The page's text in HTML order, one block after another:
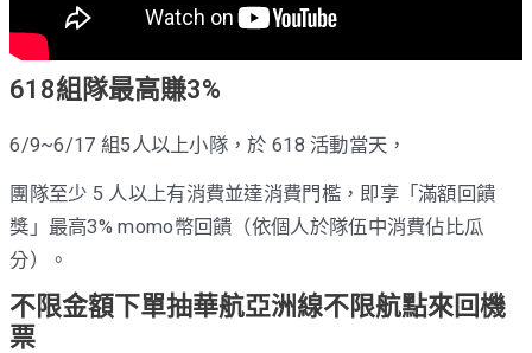
618組隊最高賺3%
6/9~6/17 組5人以上小隊，於 618 活動當天，
團隊至少 5 人以上有消費並達消費門檻，即享「滿額回饋
獎」最高3% momo幣回饋（依個人於隊伍中消費佔比瓜
分）。
不限金額下單抽華航亞洲線不限航點來回機
票